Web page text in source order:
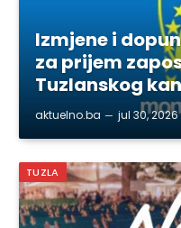
Izmjene i
za prijem
Tuzlanskog
aktuelno.ba jul 30, 2026
TUZLA